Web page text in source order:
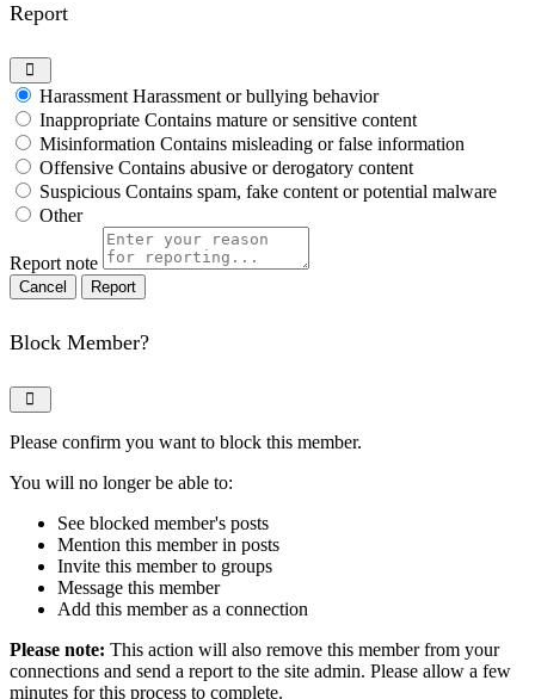
Report
Harassment Harassment or bullying behavior
Inappropriate Contains mature or sensitive content
Misinformation Contains misleading or false information
Offensive Contains abusive or derogatory content
Suspicious Contains spam, fake content or potential malware
Other
Report note
Report
Block Member?
Please confirm you want to block this member.
You will no longer be able to:
See blocked member's posts
Mention this member in posts
Invite this member to groups
Message this member
Add this member as a connection
Please note: This action will also remove this member from your
connections and send a report to the site admin. Please allow a few
minutes for this process to complete.